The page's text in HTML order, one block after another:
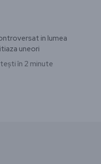
in lumea
uneori
în 2 minute